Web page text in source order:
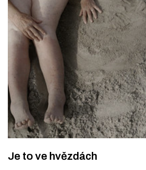
Je to ve hvězdách